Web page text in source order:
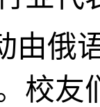
由俄
校友